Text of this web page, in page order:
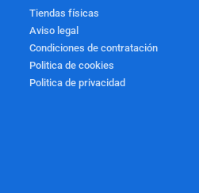
Tiendas físicas
Aviso legal
Condiciones de contratación
Politica de cookies
Politica de privacidad